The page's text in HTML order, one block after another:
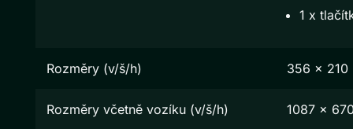
1 x
Rozměry (v/š/h) 356 x 210
Rozměry včetně vozíku (v/š/h) 1087 x